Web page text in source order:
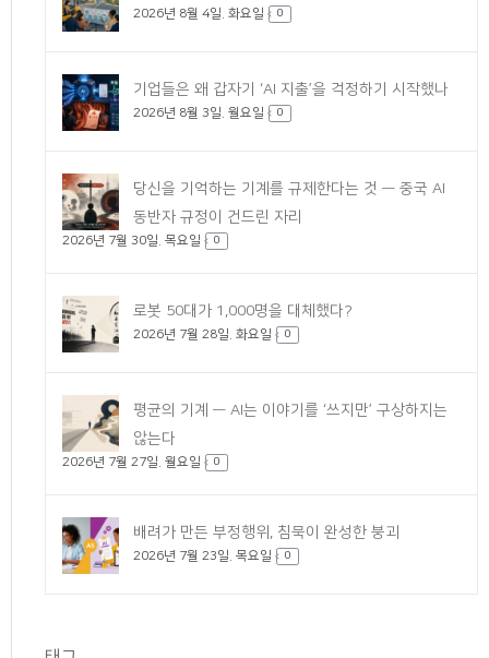
2026년 8월 4일. 화요일 0
기업들은 왜 갑자기 ‘AI 지출’을 걱정하기 시작했나
2026년 8월 3일. 월요일 0
당신을 기억하는 기계를 규제한다는 것 — 중국 AI
동반자 규정이 건드린 자리
2026년 7월 30일. 목요일 0
로봇 50대가 1,000명을 대체했다?
2026년 7월 28일. 화요일 0
평균의 기계 — AI는 이야기를 ‘쓰지만’ 구상하지는
않는다
2026년 7월 27일. 월요일 0
배려가 만든 부정행위, 침묵이 완성한 붕괴
2026년 7월 23일. 목요일 0